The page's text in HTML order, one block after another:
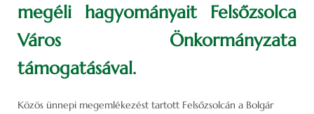
megéli hagyományait Felsőzsolca
Város Önkormányzata
támogatásával.
Közös ünnepi megemlékezést tartott Felsőzsolcán a Bolgár